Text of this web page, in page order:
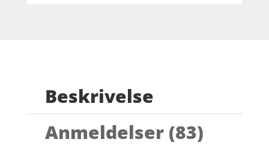
Beskrivelse
Anmeldelser (83)